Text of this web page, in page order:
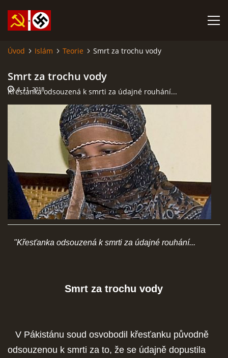
ISLÁM
ANARCHISMUS A NEOMARXISMUS
NACIONÁLNÍ SOCIALISMUS
PROPAGAČNÍ MATERIÁLY A DALŠÍ
SOCIÁLNÍ SÍTĚ
Úvod Islám Teorie Smrt za trochu vody
Smrt za trochu vody
Křesťanka odsouzená k smrti za údajné rouhání...
4. 11. 2018
"Křesťanka odsouzená k smrti za údajné rouhání...
Smrt za trochu vody
V Pákistánu soud osvobodil křesťanku původně
odsouzenou k smrti za to, že se údajně dopustila